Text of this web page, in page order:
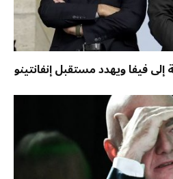
فيفا ويهدد مستقبل إنفانتينو